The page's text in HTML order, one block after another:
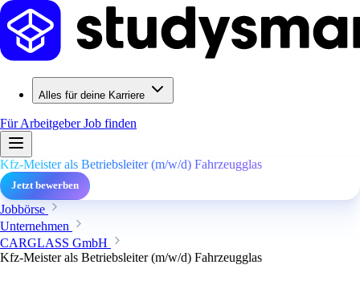
Alles für deine Karriere
Für ArbeitgeberJob finden
Kfz-Meister als Betriebsleiter (m/w/d) Fahrzeugglas
Jetzt bewerben
Jobbörse
Unternehmen
CARGLASS GmbH
Kfz-Meister als Betriebsleiter (m/w/d) Fahrzeugglas